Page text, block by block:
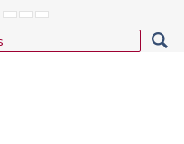
KISEBB
BETŰTÍPUS
ALAPÉRTELMEZETT
BETŰMÉRET
NAGYOBB
BETŰMÉRET